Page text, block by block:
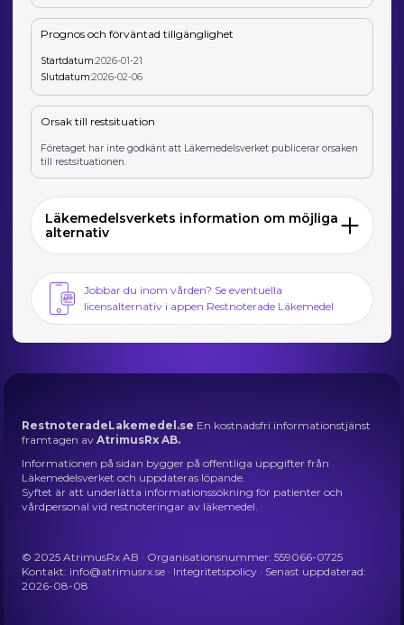
Prognos och förväntad tillgänglighet
Startdatum:2026-01-21
Slutdatum:2026-02-06
Orsak till restsituation
Företaget har inte godkänt att Läkemedelsverket publicerar orsaken
till restsituationen.
Läkemedelsverkets information om möjliga
alternativ
Jobbar du inom vården? Se eventuella
licensalternativ i appen Restnoterade Läkemedel
RestnoteradeLakemedel.se En kostnadsfri informationstjänst
framtagen avAtrimusRx AB.
Informationen på sidan bygger på offentliga uppgifter från
Läkemedelsverket och uppdateras löpande.
Syftet är att underlätta informationssökning för patienter och
vårdpersonal vid restnoteringar av läkemedel.
© 2025 AtrimusRx AB · Organisationsnummer: 559066-0725
Kontakt: info@atrimusrx.se · Integritetspolicy · Senast uppdaterad:
2026-08-08